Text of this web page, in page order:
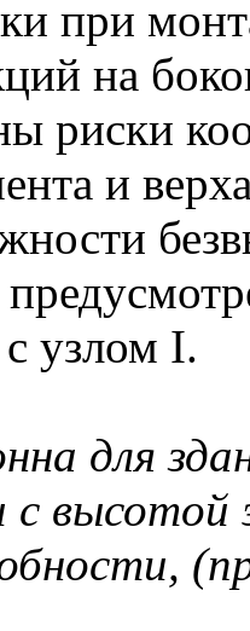
при
на
риски
и
с узлом I.
для
с